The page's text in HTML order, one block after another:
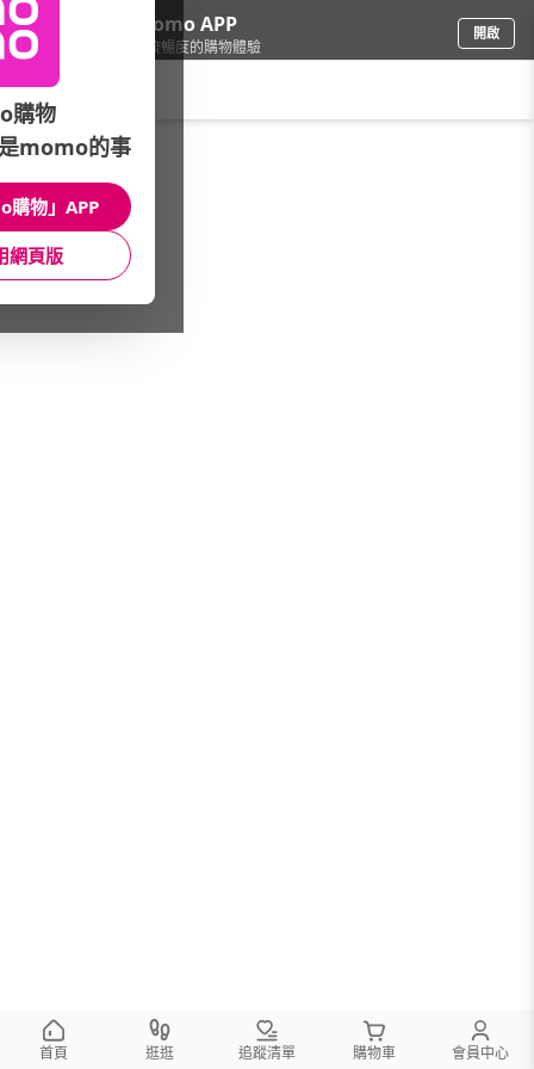
下載momo APP
給你3倍流暢度的購物體驗
開啟
文具樂器/樂器/打擊樂器
館長推薦 月銷量
首頁 逛逛 追蹤清單 購物車 會員中心
購物
momo的事
購物」APP
網頁版